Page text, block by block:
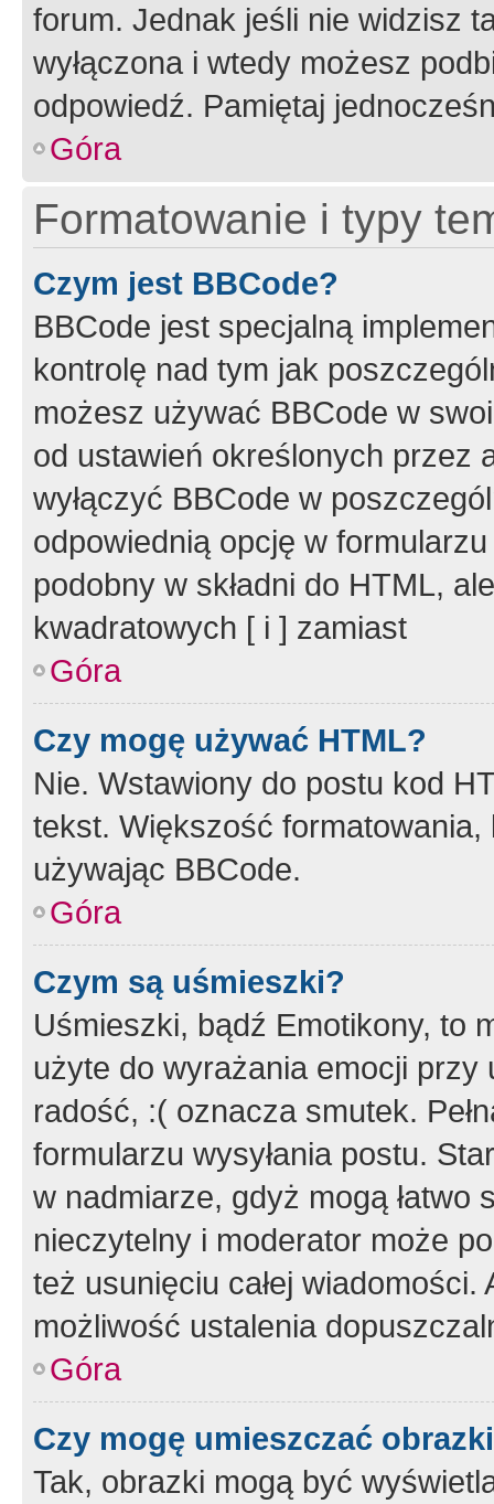
forum. Jednak jeśli nie widzisz
wyłączona i wtedy możesz
odpowiedź. Pamiętaj
Góra
Formatowanie i typy
Czym jest BBCode?
BBCode jest specjalną
kontrolę nad tym jak
możesz używać BBCode w
od ustawień określonych przez
wyłączyć BBCode w
odpowiednią opcję w
podobny w składni do HTML,
kwadratowych [ i ] zamiast
Góra
Czy mogę używać HTML?
Nie. Wstawiony do postu kod
tekst. Większość
używając BBCode.
Góra
Czym są uśmieszki?
Uśmieszki, bądź Emotikony, to
użyte do wyrażania emocji
radość, :( oznacza smutek.
formularzu wysyłania postu.
w nadmiarze, gdyż mogą
nieczytelny i moderator może
też usunięciu całej
możliwość ustalenia
Góra
Czy mogę umieszczać
Tak, obrazki mogą być